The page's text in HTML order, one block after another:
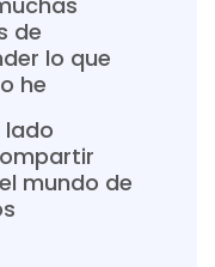
de
lo que
he
lado
mundo de